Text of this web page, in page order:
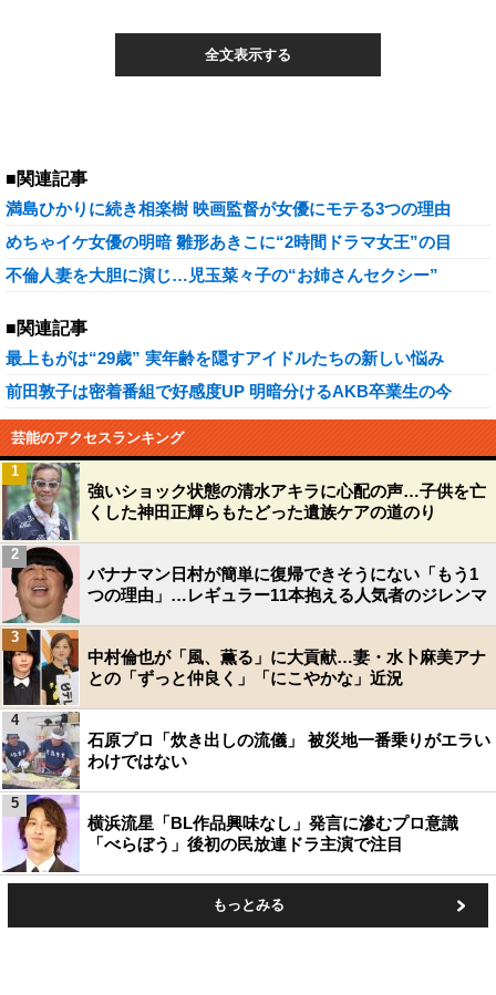
全文表示する
■関連記事
満島ひかりに続き相楽樹 映画監督が女優にモテる3つの理由
めちゃイケ女優の明暗 雛形あきこに“2時間ドラマ女王”の目
不倫人妻を大胆に演じ…児玉菜々子の“お姉さんセクシー”
■関連記事
最上もがは“29歳” 実年齢を隠すアイドルたちの新しい悩み
前田敦子は密着番組で好感度UP 明暗分けるAKB卒業生の今
芸能のアクセスランキング
強いショック状態の清水アキラに心配の声…子供を亡
くした神田正輝らもたどった遺族ケアの道のり
1
バナナマン日村が簡単に復帰できそうにない「もう1
つの理由」…レギュラー11本抱える人気者のジレンマ
2
中村倫也が「風、薫る」に大貢献…妻・水卜麻美アナ
との「ずっと仲良く」「にこやかな」近況
3
石原プロ「炊き出しの流儀」 被災地一番乗りがエラい
わけではない
4
横浜流星「BL作品興味なし」発言に滲むプロ意識
「べらぼう」後初の民放連ドラ主演で注目
5
もっとみる